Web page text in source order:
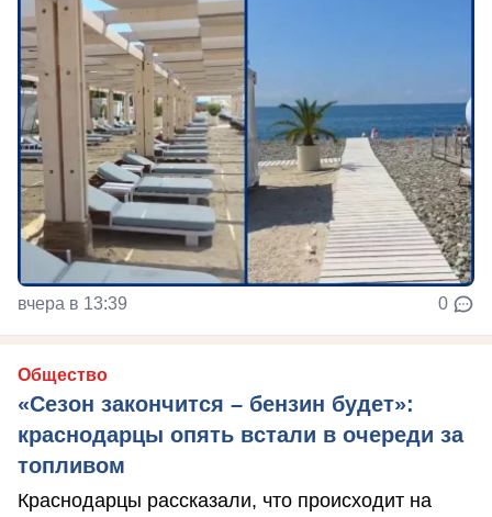
вчера в 13:39 0
Общество
«Сезон закончится – бензин будет»:
краснодарцы опять встали в очереди за
топливом
Краснодарцы рассказали, что происходит на